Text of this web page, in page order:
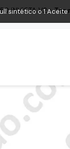
sintético o 1 Aceite
INVICTA V2